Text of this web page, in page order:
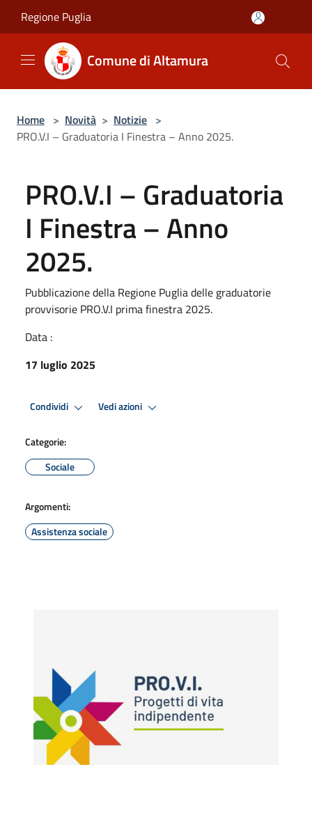
Regione Puglia
Comune di Altamura
Home > Novità > Notizie >
PRO.V.I – Graduatoria I Finestra – Anno 2025.
PRO.V.I – Graduatoria
I Finestra – Anno
2025.
Pubblicazione della Regione Puglia delle graduatorie
provvisorie PRO.V.I prima finestra 2025.
Data :
17 luglio 2025
Condividi Vedi azioni
Categorie:
Sociale
Argomenti:
Assistenza sociale